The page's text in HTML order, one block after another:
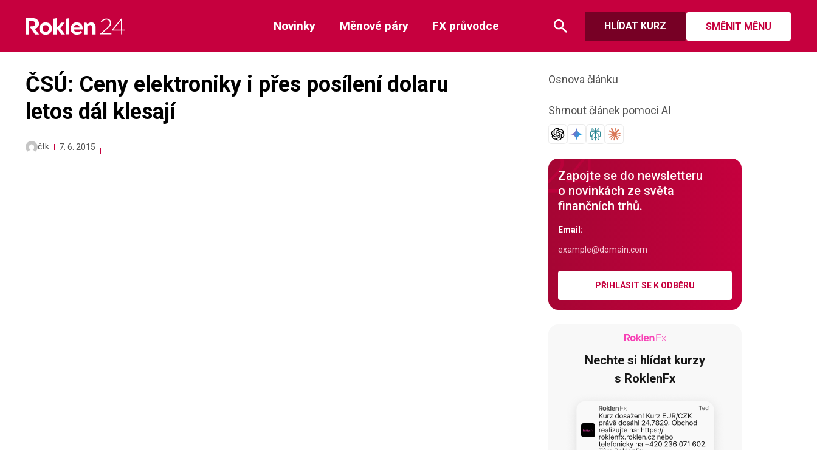
content
HLÍDAT KURZ SMĚNIT MĚNU
Novinky Měnové páry FX průvodce
ČSÚ: Ceny elektroniky i přes posílení dolaru
letos dál klesají
čtk 7. 6. 2015
Osnova článku
Shrnout článek pomoci AI
Zapojte se do newsletteru
o novinkách ze světa
finančních trhů.
Email:
PŘIHLÁSIT SE K ODBĚRU
Nechte si hlídat kurzy
s RoklenFx